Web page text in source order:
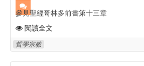
參見聖經哥林多前書第十三章
閱讀全文
哲學宗教